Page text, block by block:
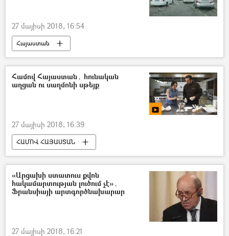
27 մայիսի 2018, 16:54
Հայաստան
Համով Հայաստան․ հունական
աղցան ու սաղմոնի սթեյք
27 մայիսի 2018, 16:39
ՀԱՄՈՎ ՀԱՅԱՍՏԱՆ
Հայկական խոհանոցի բաղադրատոմսեր
«Արցախի ստատուս քվոն
հակամարտության լուծում չէ»․
Ֆրանսիայի արտգործնախարար
27 մայիսի 2018, 16:21